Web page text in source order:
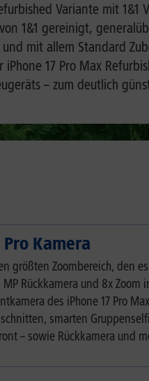
Variante mit 1&1
1&1 gereinigt,
mit allem Standard
iPhone 17 Pro Max
– zum deutlich
Kamera
größten Zoombereich, den
Rückkamera und 8x Zoom
des iPhone 17 Pro
smarten
– sowie Rückkamera und